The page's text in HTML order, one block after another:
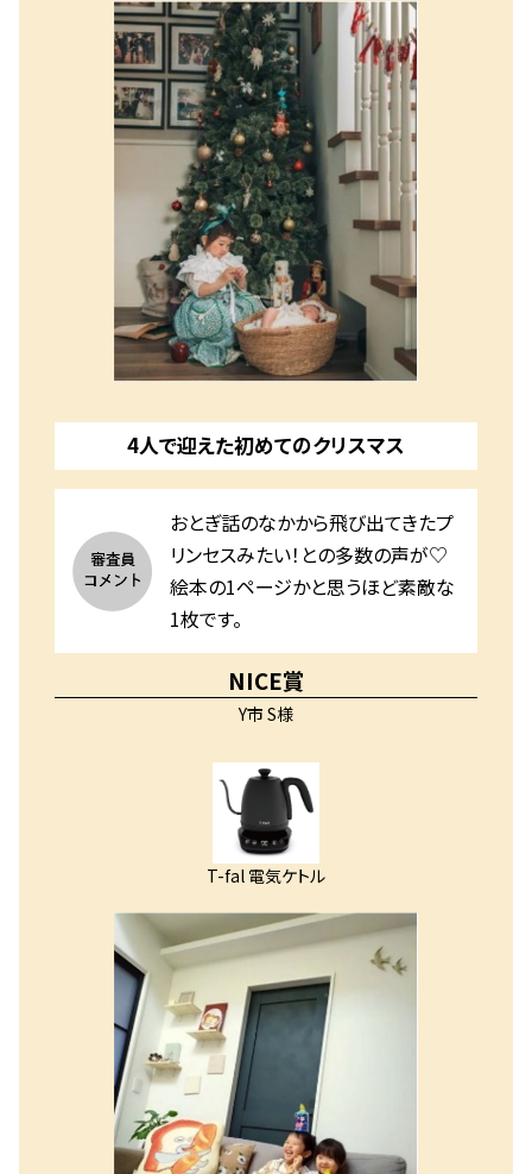
4人で迎えた初めてのクリスマス
おとぎ話のなかから飛び出てきたプ
リンセスみたい！との多数の声が♡
絵本の1ページかと思うほど素敵な
1枚です。
NICE賞
Y市 S様
T-fal 電気ケトル